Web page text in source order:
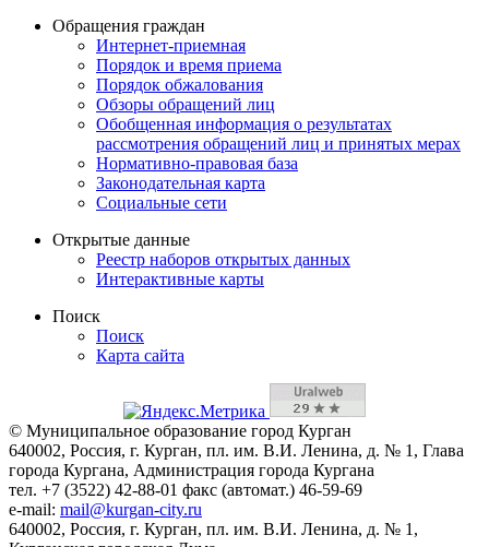
Обращения граждан
Интернет-приемная
Порядок и время приема
Порядок обжалования
Обзоры обращений лиц
Обобщенная информация о результатах
рассмотрения обращений лиц и принятых мерах
Нормативно-правовая база
Законодательная карта
Социальные сети
Открытые данные
Реестр наборов открытых данных
Интерактивные карты
Поиск
Поиск
Карта сайта
© Муниципальное образование город Курган
640002, Россия, г. Курган, пл. им. В.И. Ленина, д. № 1, Глава
города Кургана, Администрация города Кургана
тел. +7 (3522) 42-88-01 факс (автомат.) 46-59-69
e-mail: mail@kurgan-city.ru
640002, Россия, г. Курган, пл. им. В.И. Ленина, д. № 1,